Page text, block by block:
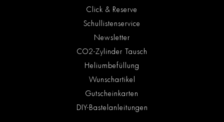
Click & Reserve
Schullistenservice
Newsletter
CO2-Zylinder Tausch
Heliumbefüllung
Wunschartikel
Gutscheinkarten
DIY-Bastelanleitungen